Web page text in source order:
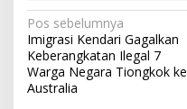
N
a
v
Pos sebelumnya
Imigrasi Kendari Gagalkan
Keberangkatan Ilegal 7
Warga Negara Tiongkok ke
Australia